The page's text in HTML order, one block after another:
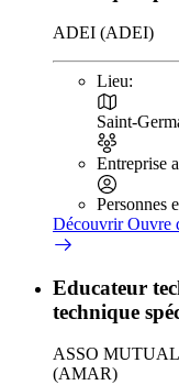
ADEI (ADEI)
Lieu:
Saint-
Entreprise
Personnes
DécouvrirOuvre
Educateur
technique
ASSO
(AMAR)